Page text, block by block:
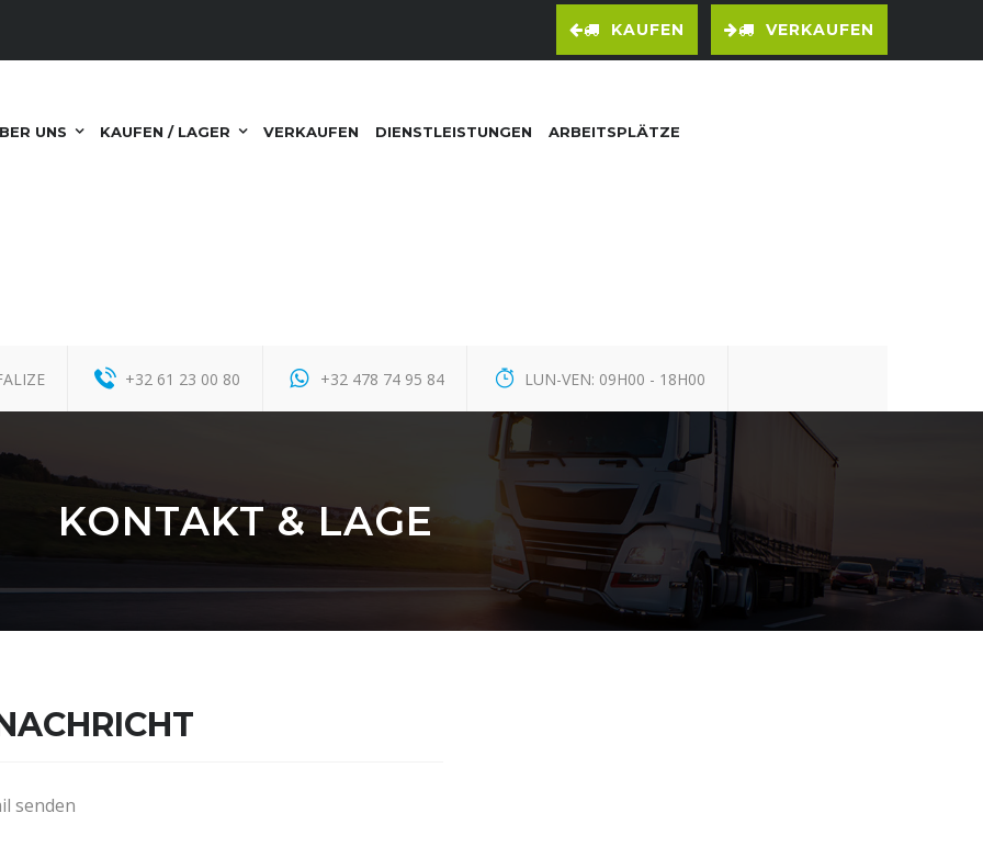
KAUFEN VERKAUFEN
UNS KAUFEN / LAGER VERKAUFEN DIENSTLEISTUNGEN ARBEITSPLÄTZE
+32 61 23 00 80 +32 478 74 95 84 LUN-VEN: 09H00 - 18H00
KONTAKT & LAGE
senden